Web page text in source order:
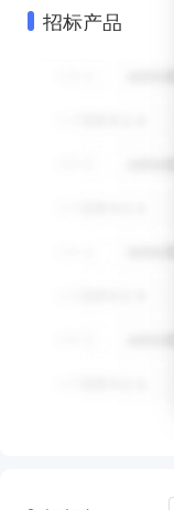
招标产品